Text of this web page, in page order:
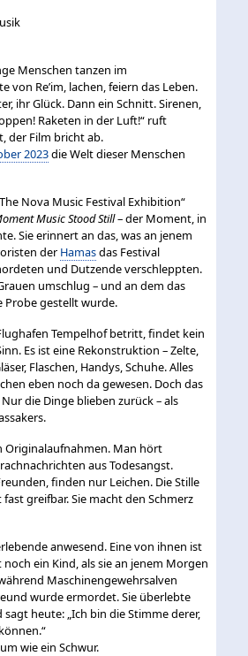
Menschen tanzen im
von Re’im, lachen, feiern das Leben.
ihr Glück. Dann ein Schnitt. Sirenen,
Raketen in der Luft!“ ruft
der Film bricht ab.
2023die Welt dieser Menschen
Nova Music Festival Exhibition“
Music Stood Still– der Moment, in
Sie erinnert an das, was an jenem
der Hamasdas Festival
und Dutzende verschleppten.
umschlug – und an dem das
Probe gestellt wurde.
Tempelhof betritt, findet kein
Es ist eine Rekonstruktion – Zelte,
Flaschen, Handys, Schuhe. Alles
eben noch da gewesen. Doch das
die Dinge blieben zurück – als
Originalaufnahmen. Man hört
aus Todesangst.
finden nur Leichen. Die Stille
greifbar. Sie macht den Schmerz
anwesend. Eine von ihnen ist
noch ein Kind, als sie an jenem Morgen
Maschinengewehrsalven
wurde ermordet. Sie überlebte
heute: „Ich bin die Stimme derer,
wie ein Schwur.